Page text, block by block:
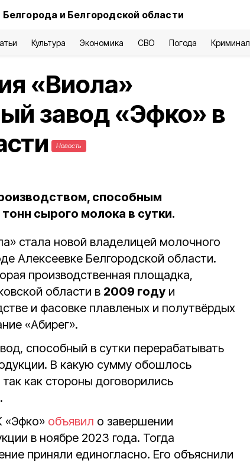
и Белгородской области
Культура Экономика СВО Погода Криминал
«Виола»
завод «Эфко» в
Новость
способным
сырого молока в сутки.
стала новой владелицей молочного
Алексеевке Белгородской области.
производственная площадка,
области в 2009 году и
и фасовке плавленых и полутвёрдых
«Абирег».
способный в сутки перерабатывать
В какую сумму обошлось
как стороны договорились
«Эфко» объявил о завершении
в ноябре 2023 года. Тогда
приняли единогласно. Его объяснили